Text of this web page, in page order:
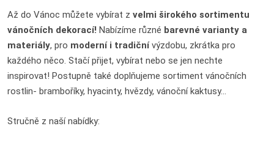
Až do Vánoc můžete vybírat z velmi širokého sortimentu
vánočních dekorací! Nabízíme různé barevné varianty a
materiály, pro moderní i tradičnívýzdobu, zkrátka pro
každého něco. Stačí přijet, vybírat nebo se jen nechte
inspirovat! Postupně také doplňujeme sortiment vánočních
rostlin- bramboříky, hyacinty, hvězdy, vánoční kaktusy...
Stručně z naší nabídky: